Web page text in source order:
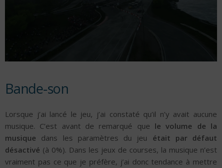
Bande-son
Lorsque j’ai lancé le jeu, j’ai constaté qu’il n’y avait aucune
musique. C’est avant de remarqué que le volume de la
musique dans les paramètres du jeu était par défaut
désactivé (à 0%). Dans les jeux de courses, la musique n’est
vraiment pas ce que je préfère, j’ai donc tendance à mettre